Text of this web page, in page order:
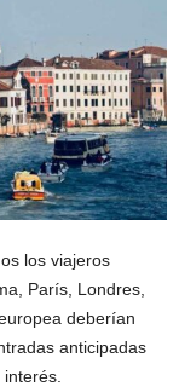
los viajeros
París, Londres,
deberían
anticipadas